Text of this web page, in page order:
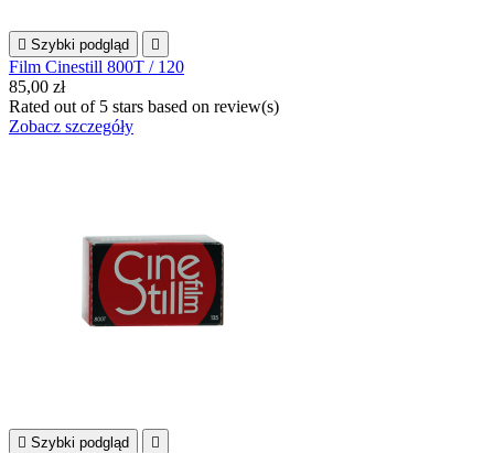
 Szybki podgląd 
Film Cinestill 800T / 120
85,00 zł
Rated out of 5 stars based on review(s)
Zobacz szczegóły
 Szybki podgląd 